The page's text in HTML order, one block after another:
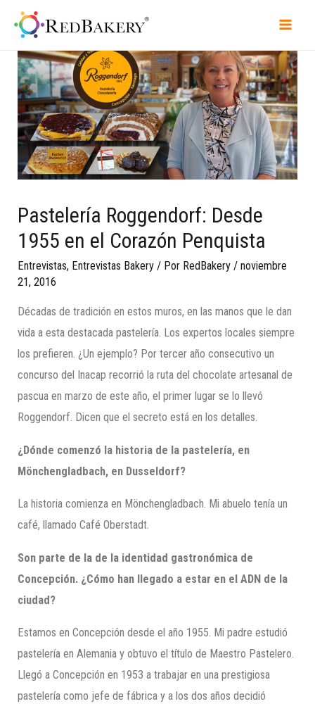
Pastelería Roggendorf: Desde
1955 en el Corazón Penquista
Entrevistas, Entrevistas Bakery / Por RedBakery /noviembre
21, 2016
Décadas de tradición en estos muros, en las manos que le dan
vida a esta destacada pastelería. Los expertos locales siempre
los prefieren. ¿Un ejemplo? Por tercer año consecutivo un
concurso del Inacap recorrió la ruta del chocolate artesanal de
pascua en marzo de este año, el primer lugar se lo llevó
Roggendorf. Dicen que el secreto está en los detalles.
¿Dónde comenzó la historia de la pastelería, en
Mönchengladbach, en Dusseldorf?
La historia comienza en Mönchengladbach. Mi abuelo tenía un
café, llamado Café Oberstadt.
Son parte de la de la identidad gastronómica de
Concepción. ¿Cómo han llegado a estar en el ADN de la
ciudad?
Estamos en Concepción desde el año 1955. Mi padre estudió
pastelería en Alemania y obtuvo el título de Maestro Pastelero.
Llegó a Concepción en 1953 a trabajar en una prestigiosa
pastelería como jefe de fábrica y a los dos años decidió